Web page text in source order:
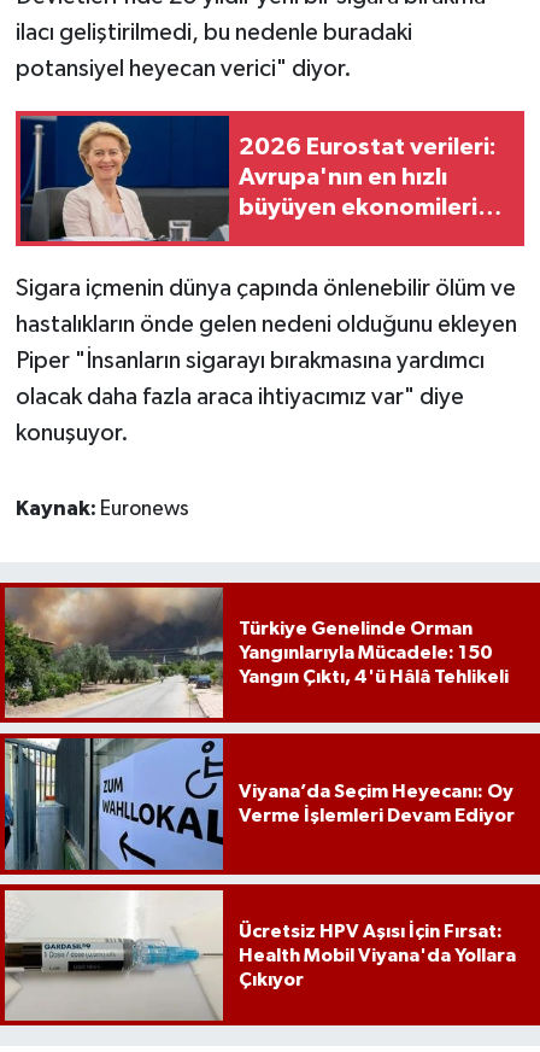
ilacı geliştirilmedi, bu nedenle buradaki
potansiyel heyecan verici" diyor.
2026 Eurostat verileri:
Avrupa'nın en hızlı
büyüyen ekonomileri
Sigara içmenin dünya çapında önlenebilir ölüm ve
hastalıkların önde gelen nedeni olduğunu ekleyen
Piper "İnsanların sigarayı bırakmasına yardımcı
olacak daha fazla araca ihtiyacımız var" diye
konuşuyor.
Kaynak: Euronews
Türkiye Genelinde Orman
Yangınlarıyla Mücadele: 150
Yangın Çıktı, 4'ü Hâlâ Tehlikeli
Viyana’da Seçim Heyecanı: Oy
Verme İşlemleri Devam Ediyor
Ücretsiz HPV Aşısı İçin Fırsat:
Health Mobil Viyana'da Yollara
Çıkıyor